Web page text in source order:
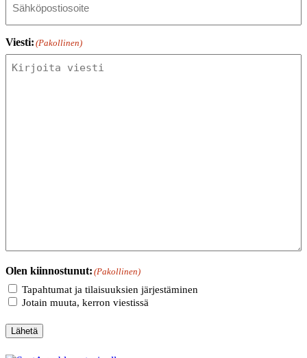
Viesti: (Pakollinen)
Olen kiinnostunut: (Pakollinen)
Tapahtumat ja tilaisuuksien järjestäminen
Jotain muuta, kerron viestissä
Lähetä